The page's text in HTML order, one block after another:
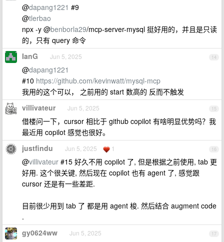
@dapang1221 #9
@tlerbao
npx -y @benborla29/mcp-server-mysql 挺好用的，并且是只读
的，只有 query 命令
14
IanG Jun 5, 2025
@dapang1221
#10 https://github.com/kevinwatt/mysql-mcp
我用的这个可以， 之前用的 start 数高的 反而不触发
15
villivateur Jun 5, 2025
借楼问一下，cursor 相比于 github copilot 有啥明显优势吗？我
最近用 copilot 感觉也很好。
16
justfindu Jun 5, 2025 1
@villivateur #15 好久不用 copilot 了, 但是根据之前使用, tab 更
好用. 这个很关键, 然后现在 copilot 也有 agent 了, 感觉跟
cursor 还是有一些差距.
目前很少用到 tab 了 都是用 agent 梭. 然后结合 augment code
.
17
gy0624ww Jun 5, 2025